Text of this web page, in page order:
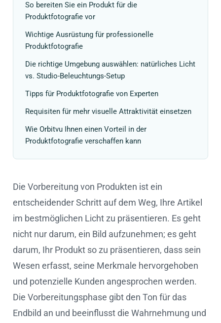
So bereiten Sie ein Produkt für die
Produktfotografie vor
Wichtige Ausrüstung für professionelle
Produktfotografie
Die richtige Umgebung auswählen: natürliches Licht
vs. Studio-Beleuchtungs-Setup
Tipps für Produktfotografie von Experten
Requisiten für mehr visuelle Attraktivität einsetzen
Wie Orbitvu Ihnen einen Vorteil in der
Produktfotografie verschaffen kann
Die Vorbereitung von Produkten ist ein
entscheidender Schritt auf dem Weg, Ihre Artikel
im bestmöglichen Licht zu präsentieren. Es geht
nicht nur darum, ein Bild aufzunehmen; es geht
darum, Ihr Produkt so zu präsentieren, dass sein
Wesen erfasst, seine Merkmale hervorgehoben
und potenzielle Kunden angesprochen werden.
Die Vorbereitungsphase gibt den Ton für das
Endbild an und beeinflusst die Wahrnehmung und